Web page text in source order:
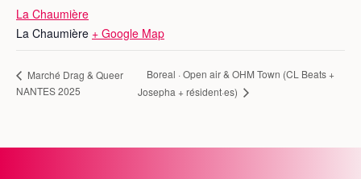
La Chaumière
La Chaumière + Google Map
Marché Drag & Queer
NANTES 2025
Boreal · Open air & OHM Town (CL Beats +
Josepha + résident·es)